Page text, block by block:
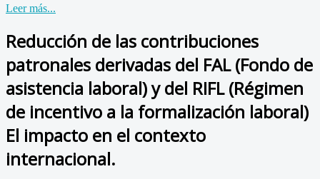
Leer más...
Reducción de las contribuciones
patronales derivadas del FAL (Fondo de
asistencia laboral) y del RIFL (Régimen
de incentivo a la formalización laboral)
El impacto en el contexto
internacional.